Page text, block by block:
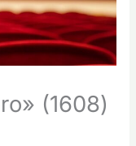
(1608)